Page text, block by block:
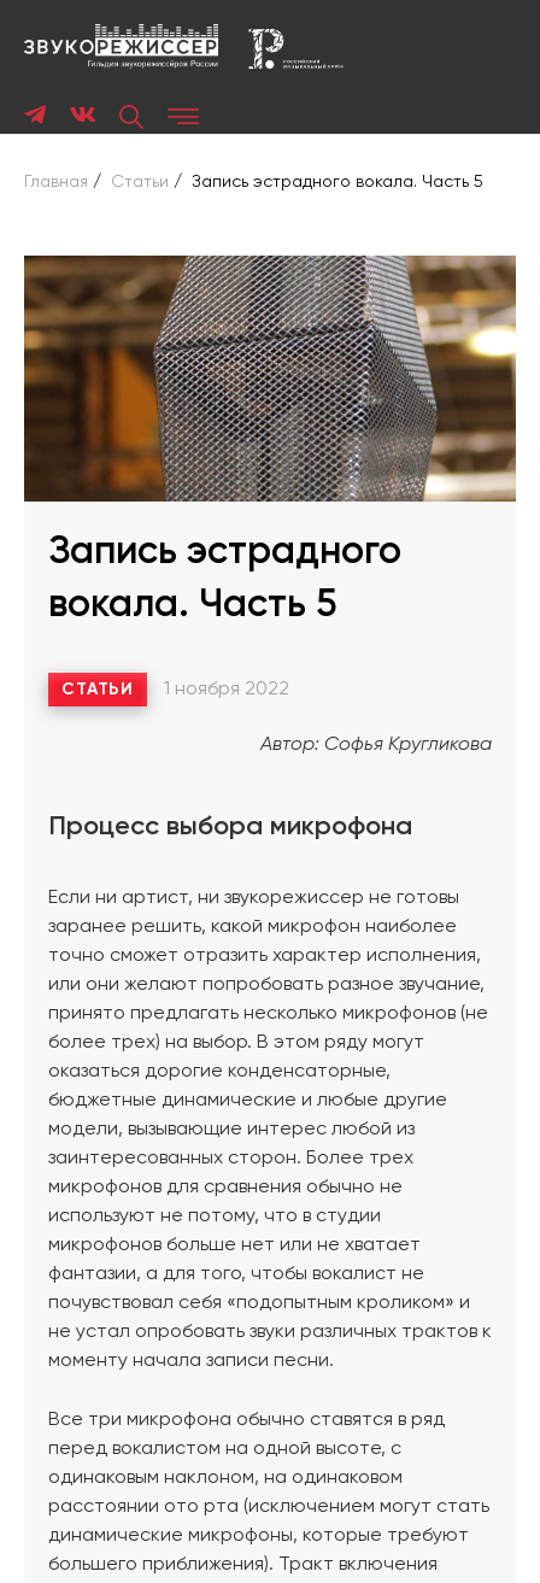
Главная / Статьи / Запись эстрадного вокала. Часть 5
Запись эстрадного
вокала. Часть 5
СТАТЬИ 1 ноября 2022
Автор: Софья Кругликова
Процесс выбора микрофона
Если ни артист, ни звукорежиссер не готовы
заранее решить, какой микрофон наиболее
точно сможет отразить характер исполнения,
или они желают попробовать разное звучание,
принято предлагать несколько микрофонов (не
более трех) на выбор. В этом ряду могут
оказаться дорогие конденсаторные,
бюджетные динамические и любые другие
модели, вызывающие интерес любой из
заинтересованных сторон. Более трех
микрофонов для сравнения обычно не
используют не потому, что в студии
микрофонов больше нет или не хватает
фантазии, а для того, чтобы вокалист не
почувствовал себя «подопытным кроликом» и
не устал опробовать звуки различных трактов к
моменту начала записи песни.
Все три микрофона обычно ставятся в ряд
перед вокалистом на одной высоте, с
одинаковым наклоном, на одинаковом
расстоянии ото рта (исключением могут стать
динамические микрофоны, которые требуют
большего приближения). Тракт включения